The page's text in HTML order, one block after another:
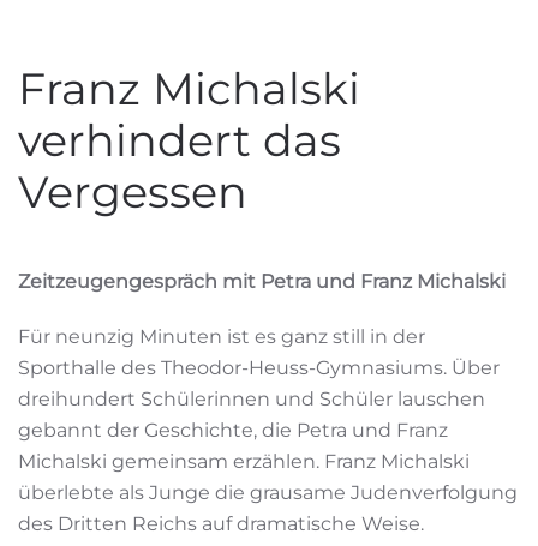
Franz Michalski
verhindert das
Vergessen
Zeitzeugengespräch mit Petra und Franz Michalski
Für neunzig Minuten ist es ganz still in der
Sporthalle des Theodor-Heuss-Gymnasiums. Über
dreihundert Schülerinnen und Schüler lauschen
gebannt der Geschichte, die Petra und Franz
Michalski gemeinsam erzählen. Franz Michalski
überlebte als Junge die grausame Judenverfolgung
des Dritten Reichs auf dramatische Weise.